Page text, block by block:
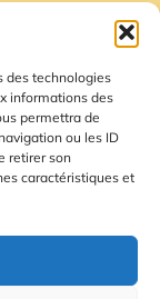
des technologies
informations des
permettra de
ou les ID
retirer son
caractéristiques et
du site